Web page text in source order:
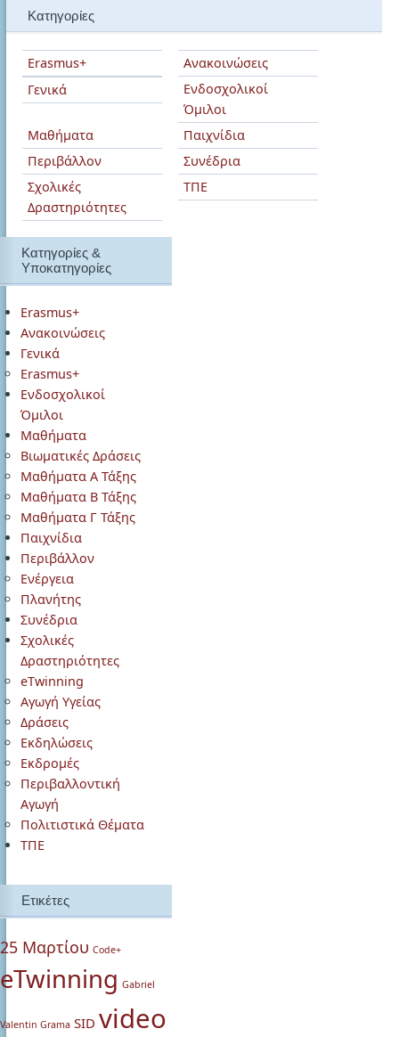
της
περιβαλλοντικής
ομάδας
του
σχολείου
μας
Κατηγορίες
Erasmus+
Ανακοινώσεις
Γενικά
Ενδοσχολικοί
Όμιλοι
Μαθήματα
Παιχνίδια
Περιβάλλον
Συνέδρια
Σχολικές
Δραστηριότητες
ΤΠΕ
Κατηγορίες &
Υποκατηγορίες
Erasmus+
Ανακοινώσεις
Γενικά
Erasmus+
Ενδοσχολικοί
Όμιλοι
Μαθήματα
Βιωματικές Δράσεις
Μαθήματα Α Τάξης
Μαθήματα Β Τάξης
Μαθήματα Γ Τάξης
Παιχνίδια
Περιβάλλον
Ενέργεια
Πλανήτης
Συνέδρια
Σχολικές
Δραστηριότητες
eTwinning
Αγωγή Υγείας
Δράσεις
Εκδηλώσεις
Εκδρομές
Περιβαλλοντική
Αγωγή
Πολιτιστικά Θέματα
ΤΠΕ
Ετικέτες
25 Μαρτίου Code+
eTwinning Gabriel
Valentin Grama SID video